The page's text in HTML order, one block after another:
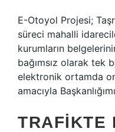
E-Otoyol Projesi;
süreci mahalli
kurumların
bağımsız olarak tek
elektronik ortamda
amacıyla
TRAFIKTE